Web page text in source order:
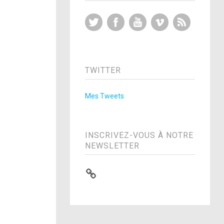
Twitter FacebookYouTubeVimeo
TWITTER
Mes Tweets
INSCRIVEZ-VOUS À NOTRE
NEWSLETTER